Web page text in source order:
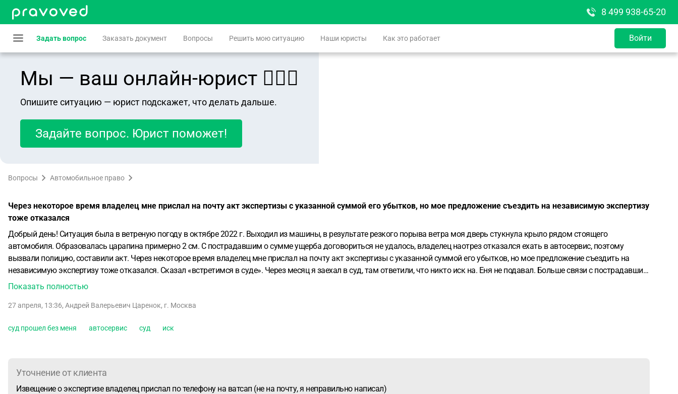
8 499 938-65-20
Задать вопрос Заказать документ Вопросы Решить мою ситуацию Наши юристы Как это работает Войти
Мы — ваш онлайн-юрист 👨🏻‍⚖️
Опишите ситуацию — юрист подскажет, что делать дальше.
Задайте вопрос. Юрист поможет!
Вопросы Автомобильное право
Через некоторое время владелец мне прислал на почту акт экспертизы с указанной суммой его убытков, но мое предложение съездить на независимую экспертизу
тоже отказался
Добрый день! Ситуация была в ветреную погоду в октябре 2022 г. Выходил из машины, в результате резкого порыва ветра моя дверь стукнула крыло рядом стоящего
автомобиля. Образовалась царапина примерно 2 см. С пострадавшим о сумме ущерба договориться не удалось, владелец наотрез отказался ехать в автосервис, поэтому
вызвали полицию, составили акт. Через некоторое время владелец мне прислал на почту акт экспертизы с указанной суммой его убытков, но мое предложение съездить на
независимую экспертизу тоже отказался. Сказал «встретимся в суде». Через месяц я заехал в суд, там ответили, что никто иск на. Еня не подавал. Больше связи с пострадавшим
не было. Через 3,5 года приходит извещение на почту, что я должен заплатить 55 тыс, суд прошел без меня, было указано что извещение было отправлено по почте. Как я сейчас
Показать полностью
27 апреля, 13:36, Андрей Валерьевич Царенок, г. Москва
суд прошел без меня автосервис суд иск
Уточнение от клиента
Извещение о экспертизе владелец прислал по телефону на ватсап (не на почту, я неправильно написал)